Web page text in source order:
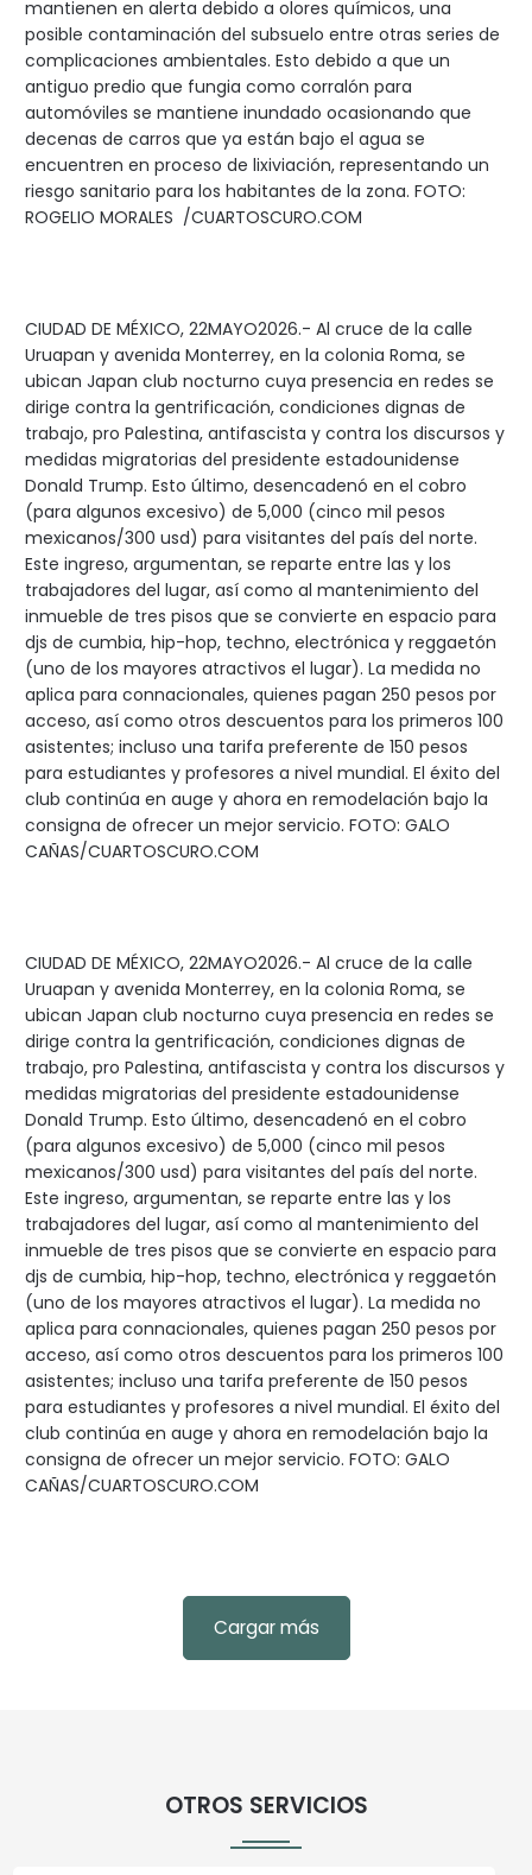
mantienen en alerta debido a olores químicos, una
posible contaminación del subsuelo entre otras series de
complicaciones ambientales. Esto debido a que un
antiguo predio que fungia como corralón para
automóviles se mantiene inundado ocasionando que
decenas de carros que ya están bajo el agua se
encuentren en proceso de lixiviación, representando un
riesgo sanitario para los habitantes de la zona. FOTO:
ROGELIO MORALES /CUARTOSCURO.COM
CIUDAD DE MÉXICO, 22MAYO2026.- Al cruce de la calle
Uruapan y avenida Monterrey, en la colonia Roma, se
ubican Japan club nocturno cuya presencia en redes se
dirige contra la gentrificación, condiciones dignas de
trabajo, pro Palestina, antifascista y contra los discursos y
medidas migratorias del presidente estadounidense
Donald Trump. Esto último, desencadenó en el cobro
(para algunos excesivo) de 5,000 (cinco mil pesos
mexicanos/300 usd) para visitantes del país del norte.
Este ingreso, argumentan, se reparte entre las y los
trabajadores del lugar, así como al mantenimiento del
inmueble de tres pisos que se convierte en espacio para
djs de cumbia, hip-hop, techno, electrónica y reggaetón
(uno de los mayores atractivos el lugar). La medida no
aplica para connacionales, quienes pagan 250 pesos por
acceso, así como otros descuentos para los primeros 100
asistentes; incluso una tarifa preferente de 150 pesos
para estudiantes y profesores a nivel mundial. El éxito del
club continúa en auge y ahora en remodelación bajo la
consigna de ofrecer un mejor servicio. FOTO: GALO
CAÑAS/CUARTOSCURO.COM
CIUDAD DE MÉXICO, 22MAYO2026.- Al cruce de la calle
Uruapan y avenida Monterrey, en la colonia Roma, se
ubican Japan club nocturno cuya presencia en redes se
dirige contra la gentrificación, condiciones dignas de
trabajo, pro Palestina, antifascista y contra los discursos y
medidas migratorias del presidente estadounidense
Donald Trump. Esto último, desencadenó en el cobro
(para algunos excesivo) de 5,000 (cinco mil pesos
mexicanos/300 usd) para visitantes del país del norte.
Este ingreso, argumentan, se reparte entre las y los
trabajadores del lugar, así como al mantenimiento del
inmueble de tres pisos que se convierte en espacio para
djs de cumbia, hip-hop, techno, electrónica y reggaetón
(uno de los mayores atractivos el lugar). La medida no
aplica para connacionales, quienes pagan 250 pesos por
acceso, así como otros descuentos para los primeros 100
asistentes; incluso una tarifa preferente de 150 pesos
para estudiantes y profesores a nivel mundial. El éxito del
club continúa en auge y ahora en remodelación bajo la
consigna de ofrecer un mejor servicio. FOTO: GALO
CAÑAS/CUARTOSCURO.COM
Cargar más
OTROS SERVICIOS